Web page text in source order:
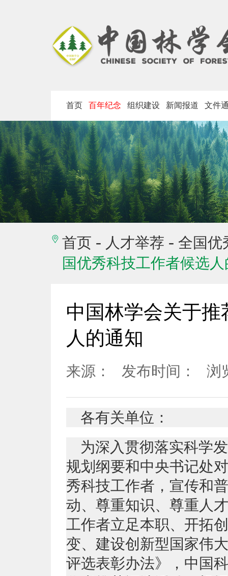
首页 百年纪念 组织建设 新闻报道 文件
首页 - 人才举荐 - 全国优
国优秀科技工作者候选
中国林学会关于
人的通知
来源： 发布时间： 浏
各有关单位：
为深入贯彻落实科学
规划纲要和中央书记处
秀科技工作者，宣传和
动、尊重知识、尊重人
工作者立足本职、开拓
变、建设创新型国家伟
评选表彰办法》，中国